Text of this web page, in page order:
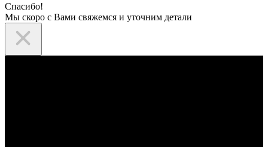
Спасибо!
Мы скоро с Вами свяжемся и уточним детали